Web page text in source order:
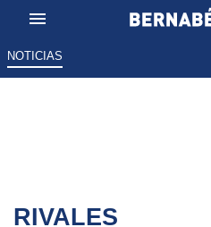
NOTICIAS
RIVALES